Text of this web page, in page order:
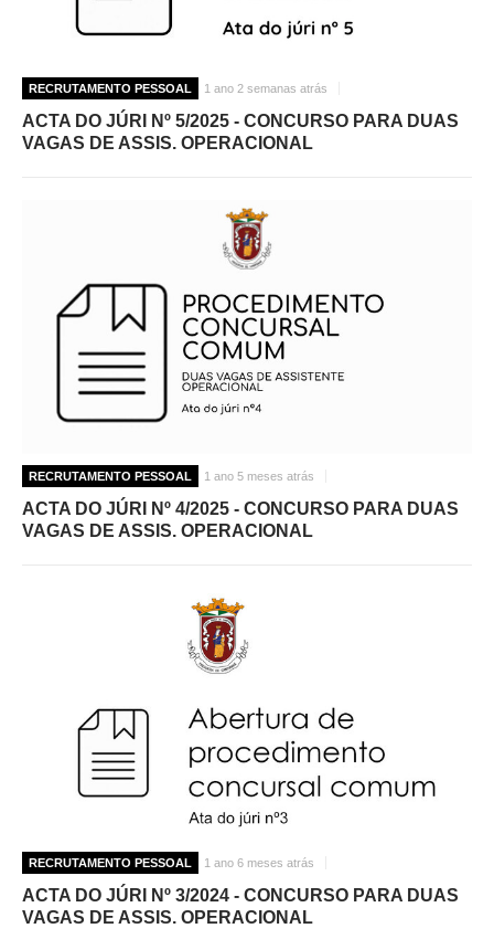
RECRUTAMENTO PESSOAL 1 ano 2 semanas atrás
ACTA DO JÚRI Nº 5/2025 - CONCURSO PARA DUAS
VAGAS DE ASSIS. OPERACIONAL
RECRUTAMENTO PESSOAL 1 ano 5 meses atrás
ACTA DO JÚRI Nº 4/2025 - CONCURSO PARA DUAS
VAGAS DE ASSIS. OPERACIONAL
RECRUTAMENTO PESSOAL 1 ano 6 meses atrás
ACTA DO JÚRI Nº 3/2024 - CONCURSO PARA DUAS
VAGAS DE ASSIS. OPERACIONAL